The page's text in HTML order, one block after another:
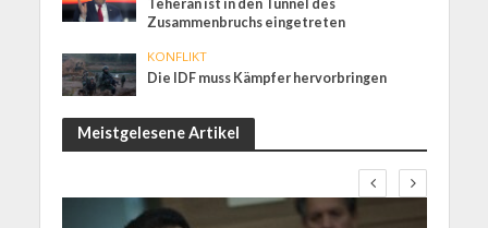
Teheran ist in den Tunnel des
Zusammenbruchs eingetreten
KONFLIKT
Die IDF muss Kämpfer hervorbringen
Meistgelesene Artikel